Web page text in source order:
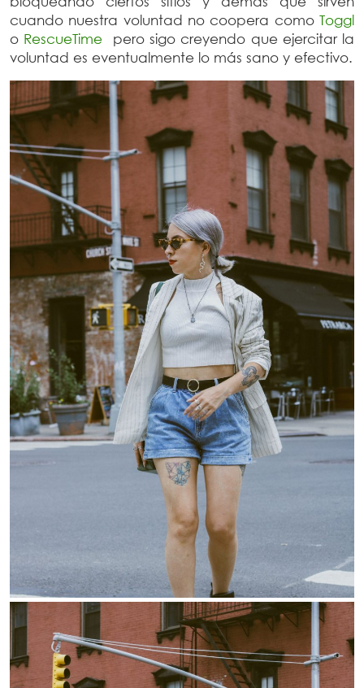
cuando nuestra voluntad no coopera como Toggl
o RescueTime pero sigo creyendo que ejercitar la
voluntad es eventualmente lo más sano y efectivo.